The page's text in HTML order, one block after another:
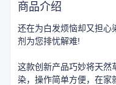
商品介绍
还在为白发烦恼却又担心
剂为您排忧解难!
这款创新产品巧妙将天然
染，操作简单方便，在家